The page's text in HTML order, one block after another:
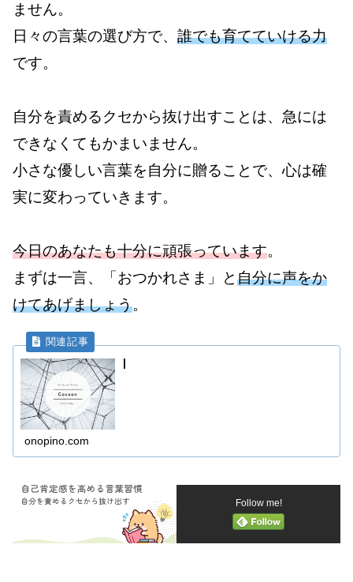
ません。
日々の言葉の選び方で、 誰でも育てていける力
です。
自分を責めるクセから抜け出すことは、急には
できなくてもかまいません。
小さな優しい言葉を自分に贈ることで、心は確
実に変わっていきます。
今日のあなたも十分に頑張っています。
まずは一言、「おつかれさま」と自分に声をか
けてあげましょう。
|
onopino.com
Follow me!